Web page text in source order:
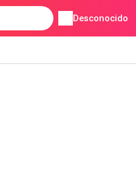
Desconocido